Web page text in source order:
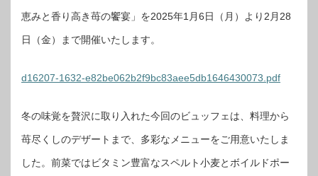
恵みと香り高き苺の饗宴」を2025年1月6日（月）より2月28
日（金）まで開催いたします。
d16207-1632-e82be062b2f9bc83aee5db1646430073.pdf
冬の味覚を贅沢に取り入れた今回のビュッフェは、料理から
苺尽くしのデザートまで、多彩なメニューをご用意いたしま
した。前菜ではビタミン豊富なスペルト小麦とボイルドポー